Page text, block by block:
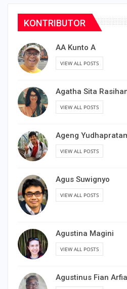
KONTRIBUTOR
AA Kunto A
VIEW ALL POSTS
Agatha Sita
VIEW ALL POSTS
Ageng
VIEW ALL POSTS
Agus Suwignyo
VIEW ALL POSTS
Agustina Magini
VIEW ALL POSTS
Agustinus Fian